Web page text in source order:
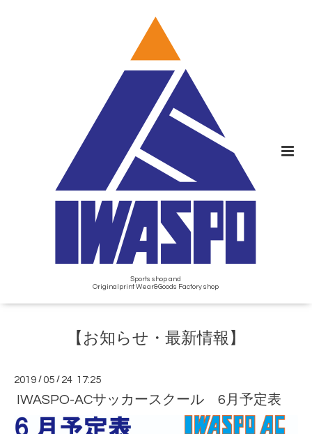
Sports shop and
Originalprint Wear&Goods Factory shop
【お知らせ・最新情報】
2019 /05 / 24 17:25
IWASPO-ACサッカースクール 6月予定表